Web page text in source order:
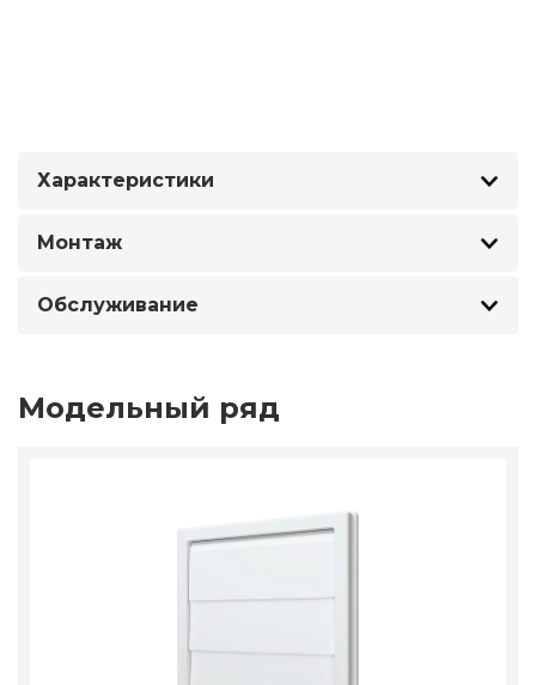
Характеристики
Монтаж
Обслуживание
Модельный ряд